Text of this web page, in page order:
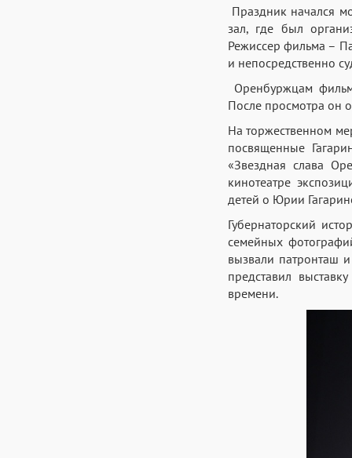
Праздник начался
зал, где был
Режиссер фильма –
и непосредственно
Оренбуржцам
После просмотра он
На торжественном
посвященные
«Звездная слава
кинотеатре
детей о Юрии
Губернаторский
семейных
вызвали патронташ
представил
времени.